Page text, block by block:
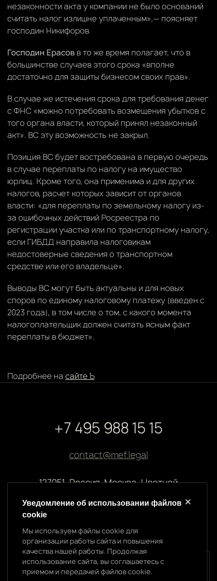
незаконности акта у компании не было оснований
считать налог излишне уплаченным»,— поясняет
господин Никифоров.
Господин Ерасов в то же время полагает, что в
большинстве случаев этого срока «вполне
достаточно для защиты бизнесом своих прав».
В случае же истечения срока для требования денег
с ФНС «можно потребовать возмещения убытков с
того органа власти, который принял незаконный
акт». ВС эту возможность не закрыл.
Позиция ВС будет востребована в первую очередь
в случае переплаты по налогу на имущество
юрлиц. Кроме того, она применима и для других
налогов, расчет которых зависит от органов
власти: «для переплаты по земельному налогу из-
за ошибочных действий Росреестра по
регистрации участка или по транспортному налогу,
если ГИБДД направила налоговикам
недостоверные сведения о транспортном
средстве или его владельце».
Выводы ВС могут быть актуальны и для новых
споров по единому налоговому платежу (введен с
2023 года), в том числе о том, с какого момента
налогоплательщик должен считать ясным факт
переплаты в бюджет».
Подробнее на сайте Ъ
+7 495 988 15 15
contact@mef.legal
127051, Россия, Москва, Цветной
Реквизиты компании
ООО “МЭФ ЛИГАЛ”
ИНН 7704874992
ОГРН 5147746145718
Уведомление об использовании cookie
Уведомление об использовании файлов
cookie
Мы используем файлы cookie для
организации работы сайта и повышения
качества нашей работы. Продолжая
использование сайта, вы соглашаетесь с
приемом и передачей файлов cookie.